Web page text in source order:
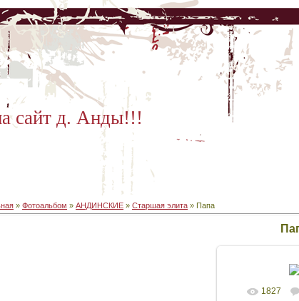
сайт д. Анды!!!
» Фотоальбом » АНДИНСКИЕ » Старшая элита » Папа
В реальном
1827